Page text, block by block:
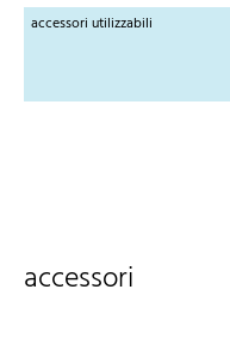
accessori utilizzabili
accessori